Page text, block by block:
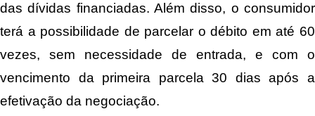
das dívidas financiadas. Além disso, o consumidor
terá a possibilidade de parcelar o débito em até 60
vezes, sem necessidade de entrada, e com o
vencimento da primeira parcela 30 dias após a
efetivação da negociação.